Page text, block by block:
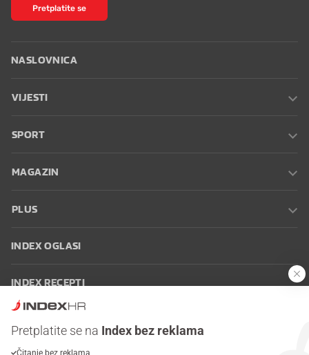
Pretplatite se
NASLOVNICA
VIJESTI
SPORT
MAGAZIN
PLUS
INDEX OGLASI
INDEX RECEPTI
Pretplatite se na Index bez reklama
Čitanje bez reklama